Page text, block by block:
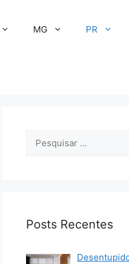
MG PR
por:
Posts Recentes